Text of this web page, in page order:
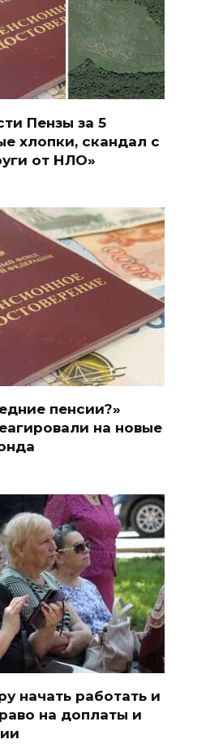
Пензы за 5
хлопки, скандал с
от НЛО»
пенсии?»
на новые
начать работать и
на доплаты и